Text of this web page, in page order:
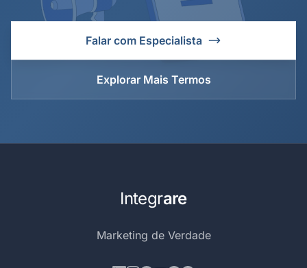
Falar com Especialista
Explorar Mais Termos
Integrare
Marketing de Verdade